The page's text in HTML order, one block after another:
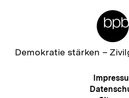
Zur
Demokratie stärken –